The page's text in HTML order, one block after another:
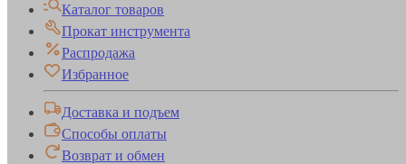
Каталог товаров
Прокат инструмента
Распродажа
Избранное
Доставка и подъем
Способы оплаты
Возврат и обмен